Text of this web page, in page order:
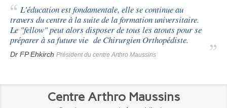
L'éducation est fondamentale, elle se continue au
travers du centre à la suite de la formation universitaire.
Le "fellow" peut alors disposer de tous les atouts pour se
préparer à sa future vie de Chirurgien Orthopédiste.
Dr FP Ehkirch Président du centre Arthro Maussins
Centre Arthro Maussins